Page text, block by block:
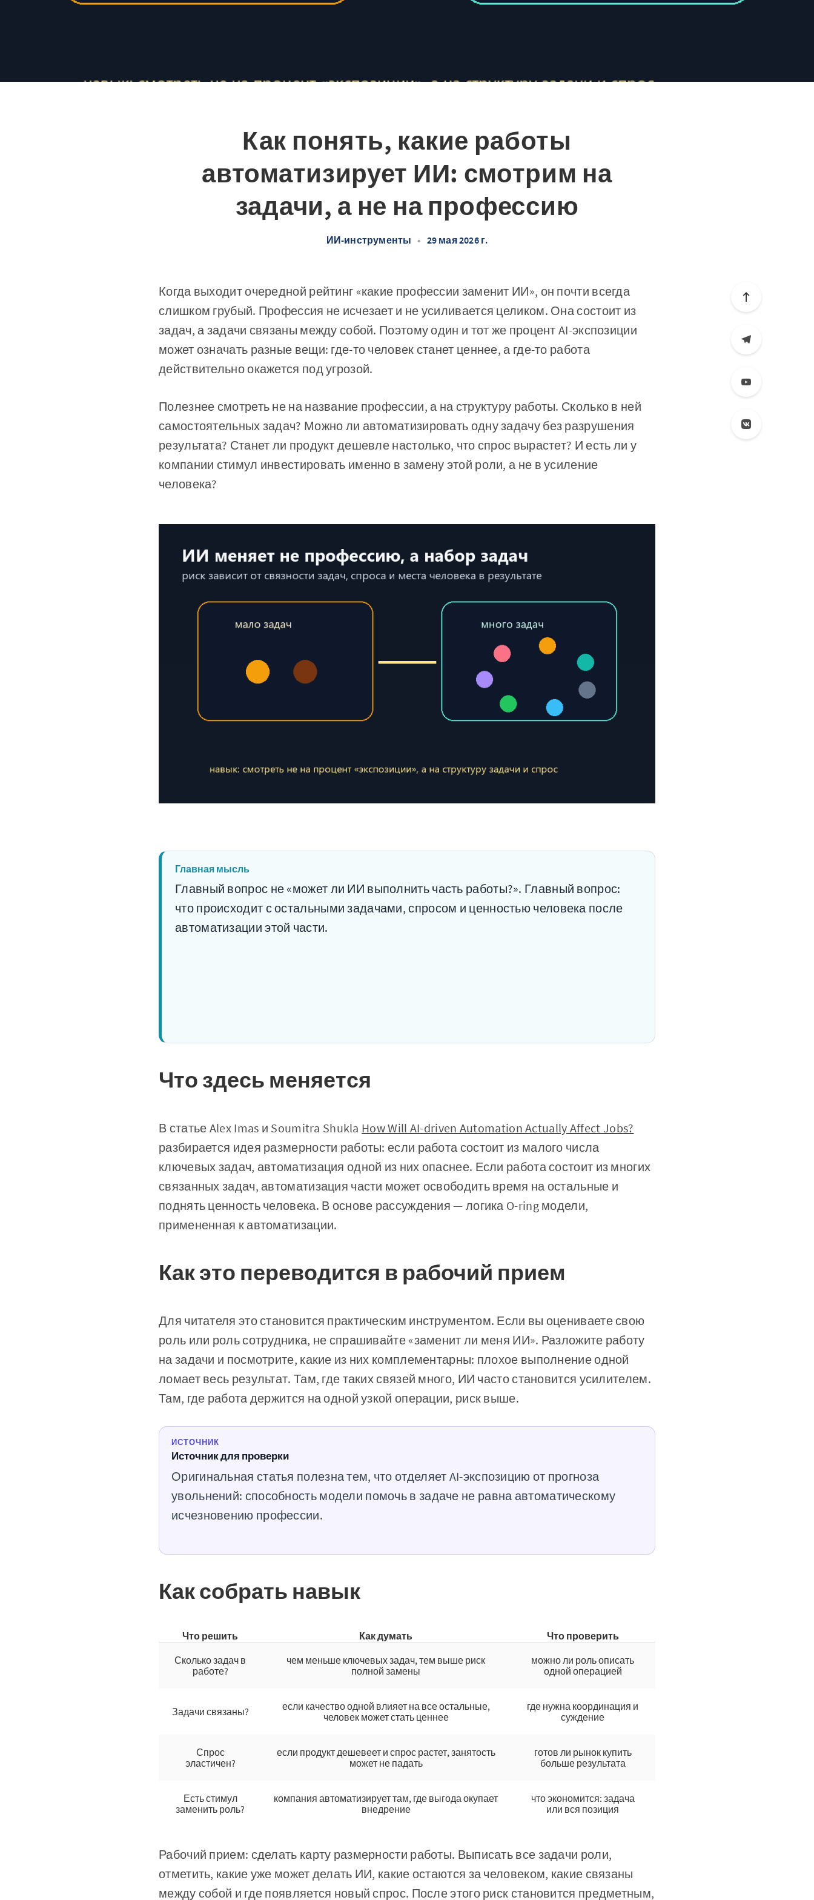
Как понять, какие работы
автоматизирует ИИ: смотрим на
задачи, а не на профессию
ИИ-инструменты • 29 мая 2026 г.
Когда выходит очередной рейтинг «какие профессии заменит ИИ», он почти всегда
слишком грубый. Профессия не исчезает и не усиливается целиком. Она состоит из
задач, а задачи связаны между собой. Поэтому один и тот же процент AI-экспозиции
может означать разные вещи: где-то человек станет ценнее, а где-то работа
действительно окажется под угрозой.
Полезнее смотреть не на название профессии, а на структуру работы. Сколько в ней
самостоятельных задач? Можно ли автоматизировать одну задачу без разрушения
результата? Станет ли продукт дешевле настолько, что спрос вырастет? И есть ли у
компании стимул инвестировать именно в замену этой роли, а не в усиление
человека?
Главная мысль
Главный вопрос не «может ли ИИ выполнить часть работы?». Главный вопрос:
что происходит с остальными задачами, спросом и ценностью человека после
автоматизации этой части.
Что здесь меняется
В статье Alex Imas и Soumitra Shukla How Will AI-driven Automation Actually Affect Jobs?
разбирается идея размерности работы: если работа состоит из малого числа
ключевых задач, автоматизация одной из них опаснее. Если работа состоит из многих
связанных задач, автоматизация части может освободить время на остальные и
поднять ценность человека. В основе рассуждения — логика O-ring модели,
примененная к автоматизации.
Как это переводится в рабочий прием
Для читателя это становится практическим инструментом. Если вы оцениваете свою
роль или роль сотрудника, не спрашивайте «заменит ли меня ИИ». Разложите работу
на задачи и посмотрите, какие из них комплементарны: плохое выполнение одной
ломает весь результат. Там, где таких связей много, ИИ часто становится усилителем.
Там, где работа держится на одной узкой операции, риск выше.
ИСТОЧНИК
Источник для проверки
Оригинальная статья полезна тем, что отделяет AI-экспозицию от прогноза
увольнений: способность модели помочь в задаче не равна автоматическому
исчезновению профессии.
Как собрать навык
Что решить Как думать
Что проверить
Сколько задач в
работе?
чем меньше ключевых задач, тем выше риск
полной замены
можно ли роль описать
одной операцией
Задачи связаны?
если качество одной влияет на все остальные,
человек может стать ценнее
где нужна координация и
суждение
Спрос
эластичен?
если продукт дешевеет и спрос растет, занятость
может не падать
готов ли рынок купить
больше результата
Есть стимул
заменить роль?
компания автоматизирует там, где выгода окупает
внедрение
что экономится: задача
или вся позиция
Рабочий прием: сделать карту размерности работы. Выписать все задачи роли,
отметить, какие уже может делать ИИ, какие остаются за человеком, какие связаны
между собой и где появляется новый спрос. После этого риск становится предметным,